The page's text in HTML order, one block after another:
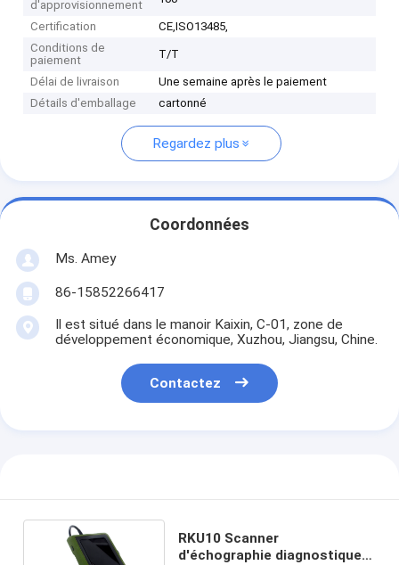
d'approvisionnement
Certification
CE,ISO13485,
Conditions de
paiement
T/T
Délai de livraison
Une semaine après le paiement
Détails d'emballage
cartonné
Regardez plus
Coordonnées
Ms. Amey
86-15852266417
Il est situé dans le manoir Kaixin, C-01, zone de
développement économique, Xuzhou, Jiangsu, Chine.
Contactez
RKU10 Scanner
d'échographie diagnostique